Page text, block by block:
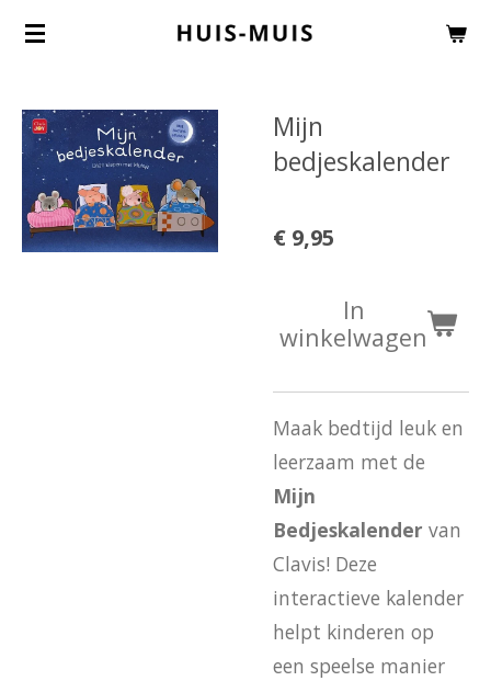
Ga
de
hoofdinhoud
Mijn
bedjeskalender
€ 9,95
In
winkelwagen
Maak bedtijd leuk en
leerzaam met de
Mijn
Bedjeskalender van
Clavis! Deze
interactieve kalender
helpt kinderen op
een speelse manier